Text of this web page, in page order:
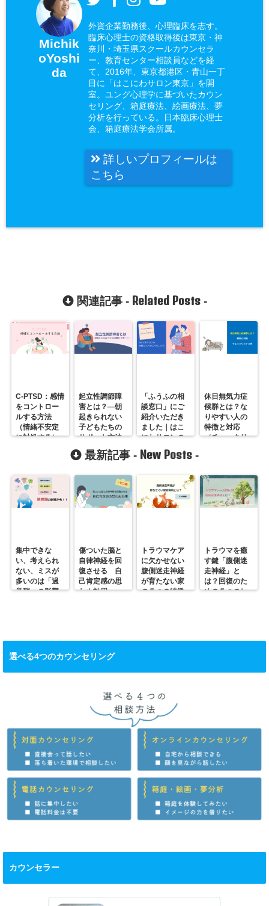
Michik
oYoshi
da
外資企業勤務後、心理臨床を志す。
臨床心理士の資格取得後は東京・神
奈川・埼玉県スクールカウンセラ
ー、教育センター相談員などを経
て、2016年、東京都港区・青山一丁
目に「はこにわサロン東京」を開
室。ユング心理学に基づいたカウン
セリング、箱庭療法、絵画療法、夢
分析を行っている。日本臨床心理士
会、箱庭療法学会所属。
詳しいプロフィールは
こちら
関連記事 - Related Posts-
C-PTSD：感情
をコントロー
ルする方法
（情緒不安定
に対処する）
起立性調節障
害とは？―朝
起きられない
子どもたちの
サポート方法
「ふうふの相
談窓口」にご
紹介いただき
ました｜はこ
にわサロンの
夫婦カウンセ
リングについ
休日無気力症
候群とは？な
りやすい人の
特徴と対応
（チェックリ
最新記事 - New Posts -
集中できな
い、考えられ
ない、ミスが
多いのは「過
覚醒」の影響
傷ついた脳と
自律神経を回
復させる 自
己肯定感の思
わぬ効用
トラウマケア
に欠かせない
腹側迷走神経
が育たない家
の５つの特徴
トラウマを癒
す鍵「腹側迷
走神経」と
は？回復のた
めの５つのヒ
選べる4つのカウンセリング
カウンセラー